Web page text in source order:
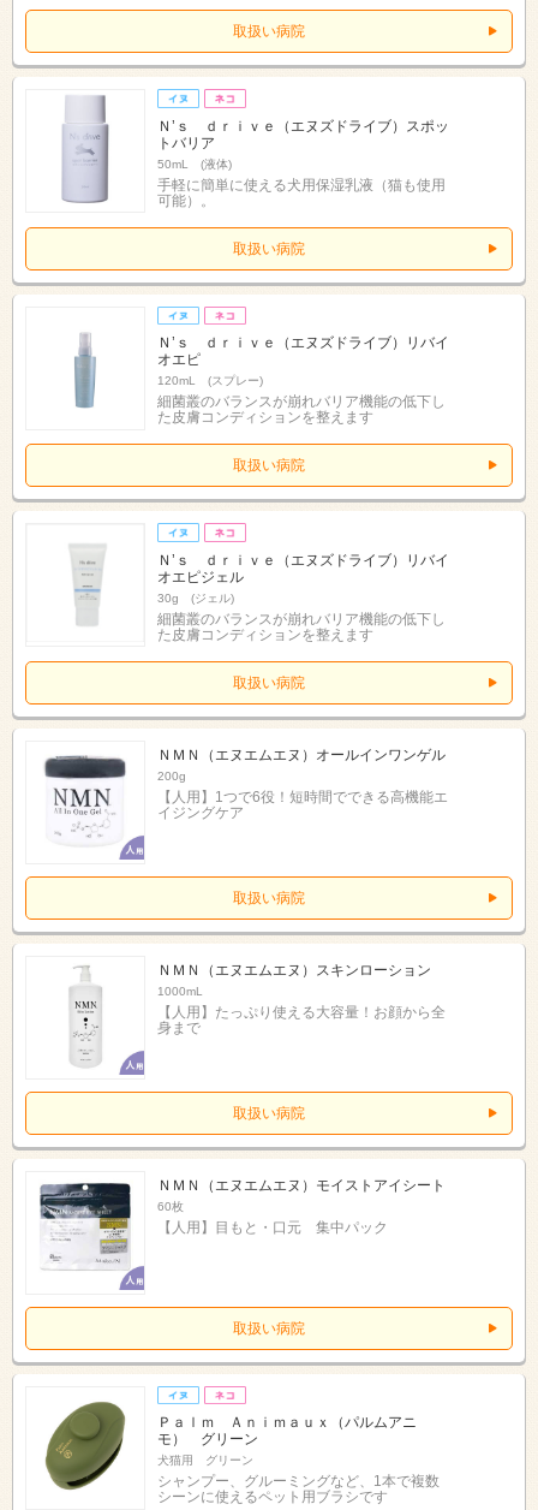
取扱い病院
Ｎ’ｓ ｄｒｉｖｅ（エヌズドライブ）スポッ
トバリア
50mL (液体)
手軽に簡単に使える犬用保湿乳液（猫も使用
可能）。
取扱い病院
Ｎ’ｓ ｄｒｉｖｅ（エヌズドライブ）リバイ
オエピ
120mL (スプレー)
細菌叢のバランスが崩れバリア機能の低下し
た皮膚コンディションを整えます
取扱い病院
Ｎ’ｓ ｄｒｉｖｅ（エヌズドライブ）リバイ
オエピジェル
30g (ジェル)
細菌叢のバランスが崩れバリア機能の低下し
た皮膚コンディションを整えます
取扱い病院
ＮＭＮ（エヌエムエヌ）オールインワンゲル
200g
【人用】1つで6役！短時間でできる高機能エ
イジングケア
取扱い病院
ＮＭＮ（エヌエムエヌ）スキンローション
1000mL
【人用】たっぷり使える大容量！お顔から全
身まで
取扱い病院
ＮＭＮ（エヌエムエヌ）モイストアイシート
60枚
【人用】目もと・口元 集中パック
取扱い病院
Ｐａｌｍ Ａｎｉｍａｕｘ（パルムアニ
モ） グリーン
犬猫用 グリーン
シャンプー、グルーミングなど、1本で複数
シーンに使えるペット用ブラシです